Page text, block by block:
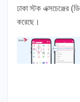
ঢাকা স্টক এক্সচেঞ্জের
করেছে।